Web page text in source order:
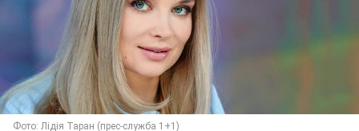
Фото: Лідія Таран (прес-служба 1+1)